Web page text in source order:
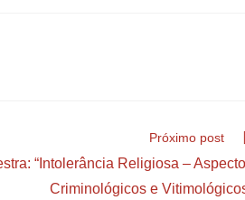
Próximo post
“Intolerância Religiosa –
Criminológicos e